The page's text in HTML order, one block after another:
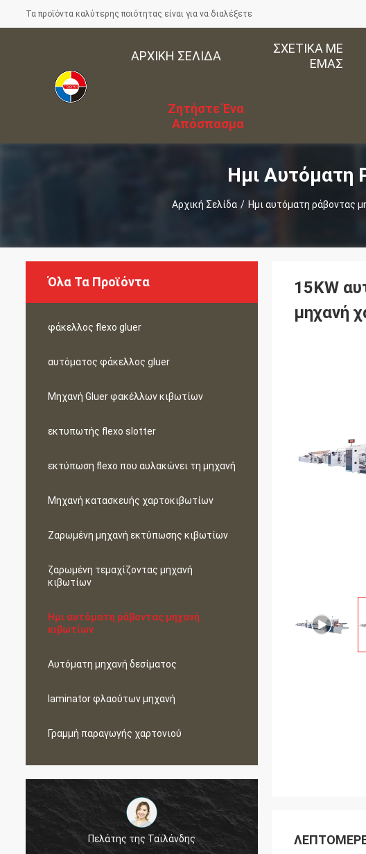
Τα προϊόντα καλύτερης ποιότητας είναι για να διαλέξετε
ΑΡΧΙΚΉ ΣΕΛΊΔΑ
ΣΧΕΤΙΚΆ ΜΕ
ΕΜΆΣ
Ζητήστε Ένα
Απόσπασμα
Ημι Αυτόματη
Αρχική Σελίδα / Ημι αυτόματη ράβοντας
Όλα Τα Προϊόντα
φάκελλος flexo gluer
αυτόματος φάκελλος gluer
Μηχανή Gluer φακέλλων κιβωτίων
εκτυπωτής flexo slotter
εκτύπωση flexo που αυλακώνει τη μηχανή
Μηχανή κατασκευής χαρτοκιβωτίων
Ζαρωμένη μηχανή εκτύπωσης κιβωτίων
ζαρωμένη τεμαχίζοντας μηχανή
κιβωτίων
Ημι αυτόματη ράβοντας μηχανή
κιβωτίων
Αυτόματη μηχανή δεσίματος
laminator φλαούτων μηχανή
Γραμμή παραγωγής χαρτονιού
της Ταϊλάνδης
Πελάτης της Μαλαισίας
15KW
μηχανή